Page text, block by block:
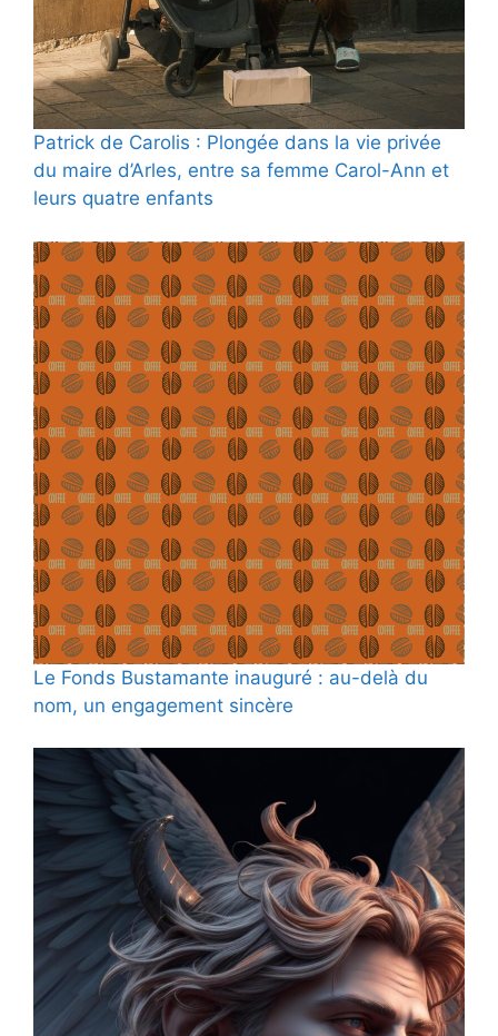
Patrick de Carolis : Plongée dans la vie privée
du maire d’Arles, entre sa femme Carol-Ann et
leurs quatre enfants
Le Fonds Bustamante inauguré : au-delà du
nom, un engagement sincère